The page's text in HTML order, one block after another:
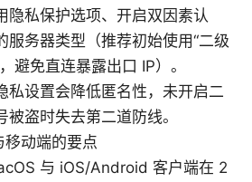
隐私保护选项、开启双因素认
服务器类型（推荐初始使用“二级
避免直连暴露出口 IP）。
私设置会降低匿名性，未开启二
被盗时失去第二道防线。
动端的要点
与 iOS/Android 客户端在 2